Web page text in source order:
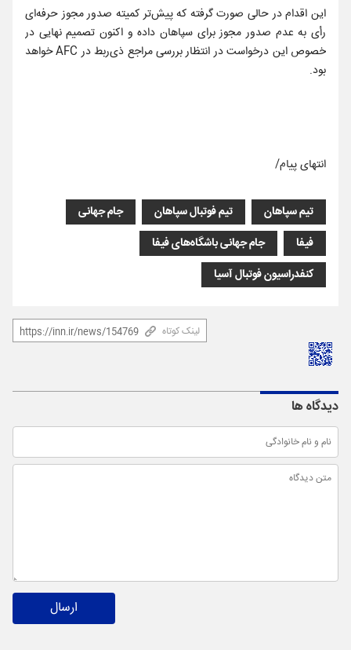
این اقدام در حالی صورت گرفته که پیش‌تر کمیته صدور مجوز حرفه‌ای
رأی به عدم صدور مجوز برای سپاهان داده و اکنون تصمیم نهایی در
خصوص این درخواست در انتظار بررسی مراجع ذی‌ربط در AFC خواهد
بود.
انتهای پیام/
تیم سپاهان تیم فوتبال سپاهان
جام جهانی
فیفا
جام جهانی باشگاه‌های فیفا
کنفدراسیون فوتبال آسیا
لینک کوتاه
دیدگاه ها
ارسال